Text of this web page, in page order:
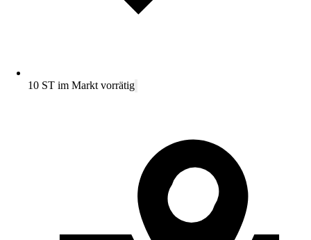
10 ST im Markt vorrätig